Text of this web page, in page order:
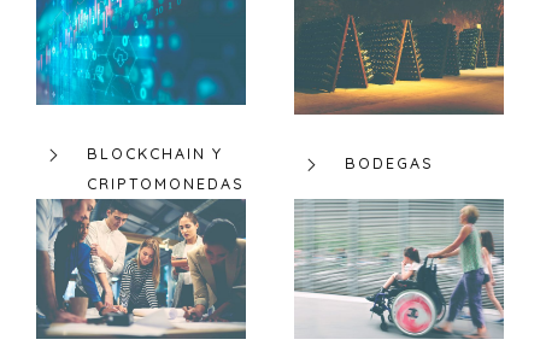
BLOCKCHAIN Y
CRIPTOMONEDAS
BODEGAS